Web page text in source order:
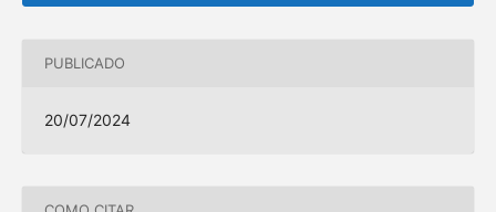
PUBLICADO
20/07/2024